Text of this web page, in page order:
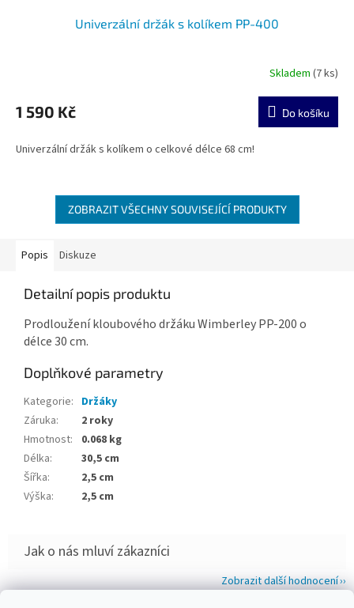
Univerzální držák s kolíkem PP-400
Skladem (7 ks)
1 590 Kč Do košíku
Univerzální držák s kolíkem o celkové délce 68 cm!
ZOBRAZIT VŠECHNY SOUVISEJÍCÍ PRODUKTY
Popis Diskuze
Detailní popis produktu
Prodloužení kloubového držáku Wimberley PP-200 o
délce 30 cm.
Doplňkové parametry
Kategorie: Držáky
Záruka:
2 roky
Hmotnost:
0.068 kg
Délka:
30,5 cm
Šířka:
2,5 cm
Výška: 2,5 cm
Zobrazit další hodnocení